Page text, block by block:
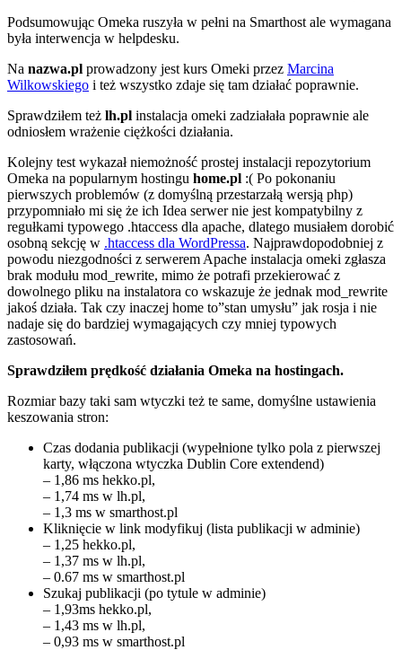
Podsumowując Omeka ruszyła w pełni na Smarthost ale wymagana
była interwencja w helpdesku.
Na nazwa.pl prowadzony jest kurs Omeki przez Marcina
Wilkowskiego i też wszystko zdaje się tam działać poprawnie.
Sprawdziłem też lh.pl instalacja omeki zadziałała poprawnie ale
odniosłem wrażenie ciężkości działania.
Kolejny test wykazał niemożność prostej instalacji repozytorium
Omeka na popularnym hostingu home.pl :( Po pokonaniu
pierwszych problemów (z domyślną przestarzałą wersją php)
przypomniało mi się że ich Idea serwer nie jest kompatybilny z
regułkami typowego .htaccess dla apache, dlatego musiałem dorobić
osobną sekcję w .htaccess dla WordPressa. Najprawdopodobniej z
powodu niezgodności z serwerem Apache instalacja omeki zgłasza
brak modułu mod_rewrite, mimo że potrafi przekierować z
dowolnego pliku na instalatora co wskazuje że jednak mod_rewrite
jakoś działa. Tak czy inaczej home to”stan umysłu” jak rosja i nie
nadaje się do bardziej wymagających czy mniej typowych
zastosowań.
Sprawdziłem prędkość działania Omeka na hostingach.
Rozmiar bazy taki sam wtyczki też te same, domyślne ustawienia
keszowania stron:
Czas dodania publikacji (wypełnione tylko pola z pierwszej
karty, włączona wtyczka Dublin Core extendend)
– 1,86 ms hekko.pl,
– 1,74 ms w lh.pl,
– 1,3 ms w smarthost.pl
Kliknięcie w link modyfikuj (lista publikacji w adminie)
– 1,25 hekko.pl,
– 1,37 ms w lh.pl,
– 0.67 ms w smarthost.pl
Szukaj publikacji (po tytule w adminie)
– 1,93ms hekko.pl,
– 1,43 ms w lh.pl,
– 0,93 ms w smarthost.pl